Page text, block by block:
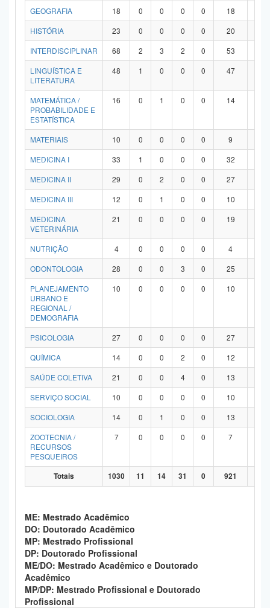
GEOGRAFIA
18 0 0 0 0 18
HISTÓRIA
23 0 0 0 0 20
INTERDISCIPLINAR
68 2 3 2 0 53
LINGUÍSTICA E
LITERATURA
48 1 0 0 0 47
MATEMÁTICA /
PROBABILIDADE E
ESTATÍSTICA
16 0 1 0 0 14
MATERIAIS 10 0 0 0 0 9
MEDICINA I
33 1 0 0 0 32
MEDICINA II
29 0 2 0 0 27
MEDICINA III
12 0 1 0 0 10
MEDICINA
VETERINÁRIA
21 0 0 0 0 19
NUTRIÇÃO 4 0 0 0 0 4
ODONTOLOGIA
28 0 0 3 0 25
PLANEJAMENTO
URBANO E
REGIONAL /
DEMOGRAFIA
10 0 0 0 0 10
PSICOLOGIA 27 0 0 0 0 27
QUÍMICA
14 0 0 2 0 12
SAÚDE COLETIVA
21 0 0 4 0 13
SERVIÇO SOCIAL
10 0 0 0 0 10
SOCIOLOGIA
14 0 1 0 0 13
ZOOTECNIA /
RECURSOS
PESQUEIROS
7 0 0 0 0 7
Totais 1030 11 14 31 0 921
ME: Mestrado Acadêmico
DO: Doutorado Acadêmico
MP: Mestrado Profissional
DP: Doutorado Profissional
ME/DO: Mestrado Acadêmico e Doutorado
Acadêmico
MP/DP: Mestrado Profissional e Doutorado
Profissional